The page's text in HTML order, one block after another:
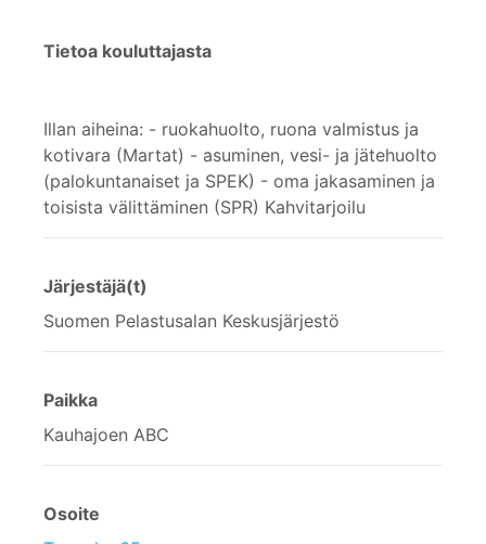
Tietoa kouluttajasta
Illan aiheina: - ruokahuolto, ruona valmistus ja
kotivara (Martat) - asuminen, vesi- ja jätehuolto
(palokuntanaiset ja SPEK) - oma jakasaminen ja
toisista välittäminen (SPR) Kahvitarjoilu
Järjestäjä(t)
Suomen Pelastusalan Keskusjärjestö
Paikka
Kauhajoen ABC
Osoite